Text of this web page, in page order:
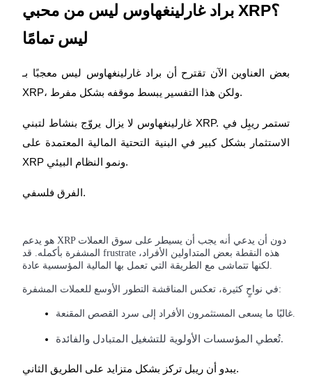
براد غارلينغهاوس ليس من محبي XRP؟
ليس تمامًا
بعض العناوين الآن تقترح أن براد غارلينغهاوس ليس معجبًا بـ
XRP، ولكن هذا التفسير يبسط موقفه بشكل مفرط.
غارلينغهاوس لا يزال يروّج بنشاط لتبني XRP. تستمر ريبِل في
الاستثمار بشكل كبير في البنية التحتية المالية المعتمدة على
XRP ونمو النظام البيئي.
الفرق فلسفي.
هو يدعم XRP دون أن يدعي أنه يجب أن يسيطر على سوق العملات
المشفرة بأكمله. قد frustrate هذه النقطة بعض المتداولين الأفراد،
لكنها تتماشى مع الطريقة التي تعمل بها المالية المؤسسية عادة.
في نواحٍ كثيرة، تعكس المناقشة التطور الأوسع للعملات المشفرة:
غالبًا ما يسعى المستثمرون الأفراد إلى سرد القصص المقنعة.
تُعطي المؤسسات الأولوية للتشغيل المتبادل والفائدة.
يبدو أن ريبل تركز بشكل متزايد على الطريق الثاني.